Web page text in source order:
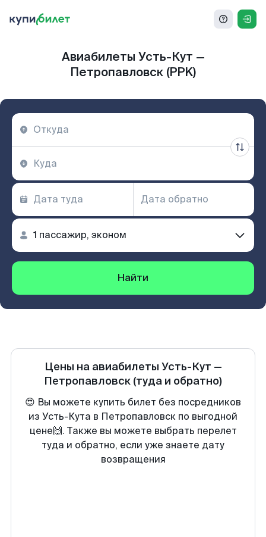
Авиабилеты Усть-Кут —
Петропавловск (PPK)
Найти
Цены на авиабилеты Усть-Кут —
Петропавловск (туда и обратно)
😍 Вы можете купить билет без посредников
из Усть-Кута в Петропавловск по выгодной
цене🙌. Также вы можете выбрать перелет
туда и обратно, если уже знаете дату
возвращения